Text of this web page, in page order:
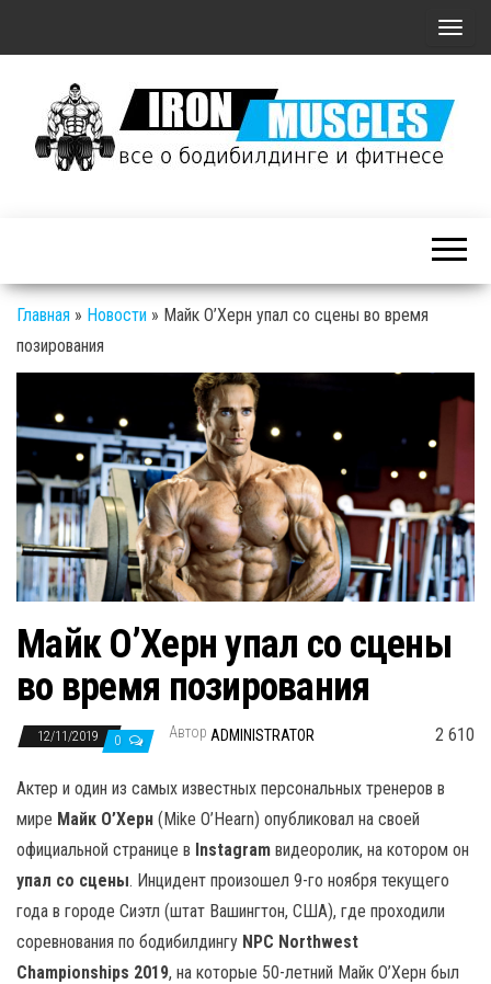
П
к
а
ь
/
р
ы
н
а
в
и
ю
и фитнесе
Главная » Новости » Майк О’Херн упал со сцены во время
позирования
Майк О’Херн упал со сцены
во время позирования
12/11/2019 0 Автор ADMINISTRATOR 2 610
Актер и один из самых известных персональных тренеров в
мире Майк О’Херн (Mike O’Hearn) опубликовал на своей
официальной странице в Instagram видеоролик, на котором он
упал со сцены. Инцидент произошел 9-го ноября текущего
года в городе Сиэтл (штат Вашингтон, США), где проходили
соревнования по бодибилдингу NPC Northwest
Championships 2019, на которые 50-летний Майк О’Херн был